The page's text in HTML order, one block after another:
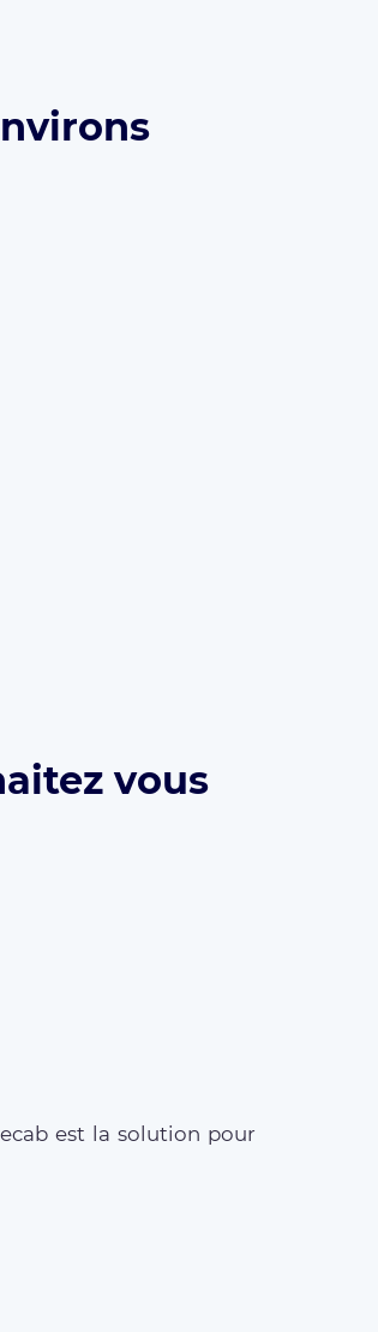
vous
est la solution pour